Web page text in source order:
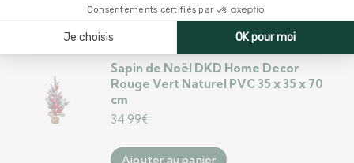
Sapin de Noël DKD Home Decor
Rouge Vert Naturel PVC 35 x 35 x 70
cm
34.99€